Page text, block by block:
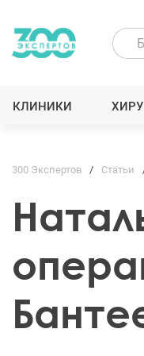
КЛИНИКИ
300 Экспертов Статьи